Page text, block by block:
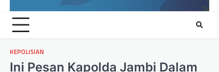
KEPOLISIAN
Ini Pesan Kapolda Jambi Dalam